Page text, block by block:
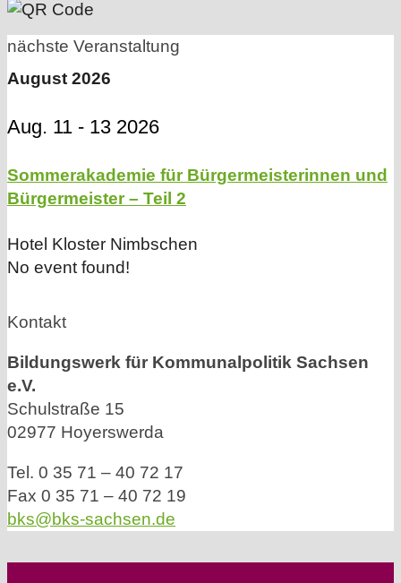
nächste Veranstaltung
August 2026
Aug. 11 - 13 2026
Sommerakademie für Bürgermeisterinnen und
Bürgermeister – Teil 2
Hotel Kloster Nimbschen
No event found!
Kontakt
Bildungswerk für Kommunalpolitik Sachsen
e.V.
Schulstraße 15
02977 Hoyerswerda
Tel. 0 35 71 – 40 72 17
Fax 0 35 71 – 40 72 19
bks@bks-sachsen.de